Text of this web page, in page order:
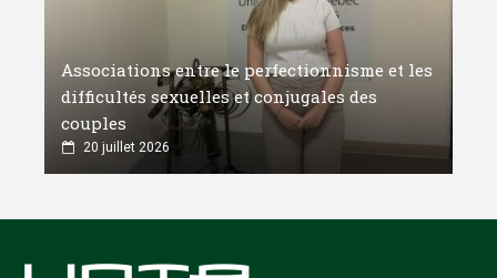
Associations entre le perfectionnisme et les
difficultés sexuelles et conjugales des
couples
20 juillet 2026